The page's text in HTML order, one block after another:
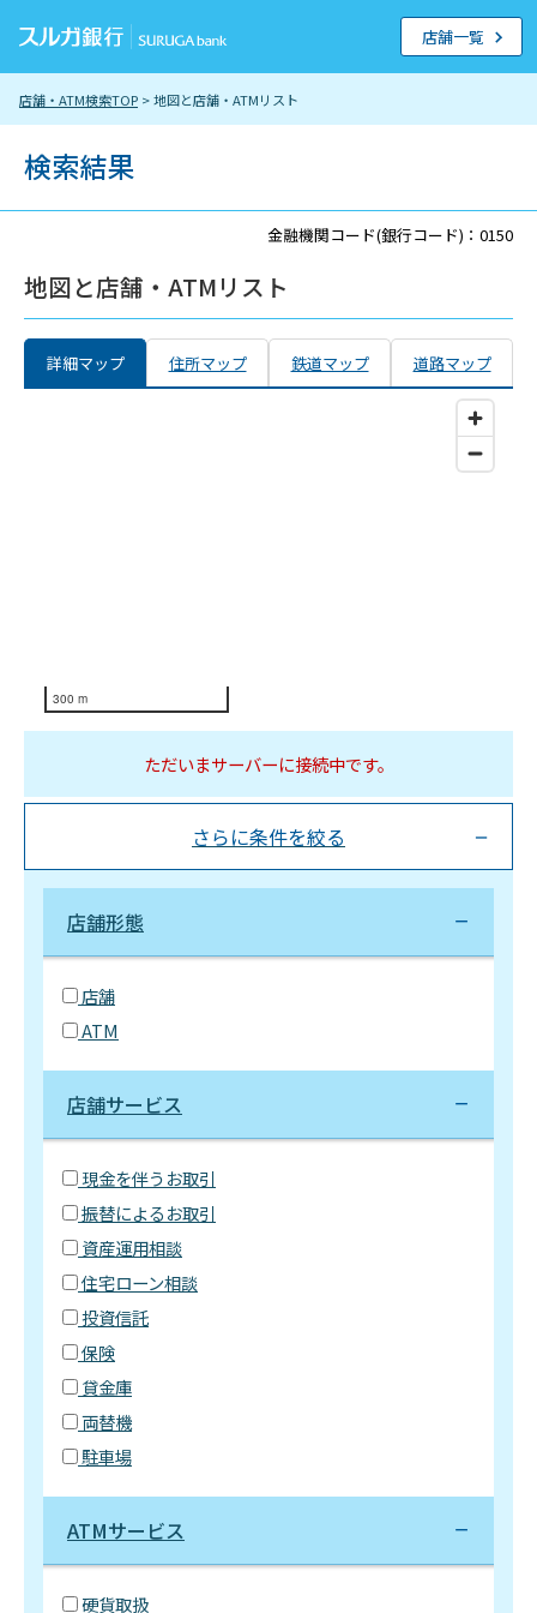
店舗・ATM検索TOP > 地図と店舗・ATMリスト
店舗一覧
検索結果
金融機関コード(銀行コード)：0150
地図と店舗・ATMリスト
詳細マップ 住所マップ 鉄道マップ 道路マップ
300 m
ただいまサーバーに接続中です。
さらに条件を絞る
店舗形態
店舗
ATM
店舗サービス
現金を伴うお取引
振替によるお取引
資産運用相談
住宅ローン相談
投資信託
保険
貸金庫
両替機
駐車場
ATMサービス
硬貨取扱